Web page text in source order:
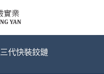
三代快裝鉸鏈